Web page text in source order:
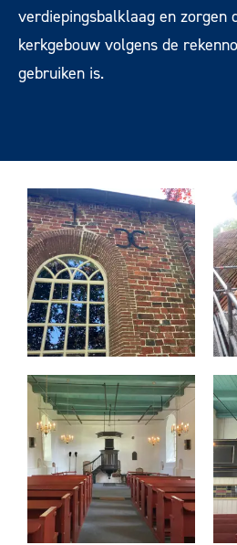
verdiepingsbalklaag en zorgen
kerkgebouw volgens de
gebruiken is.